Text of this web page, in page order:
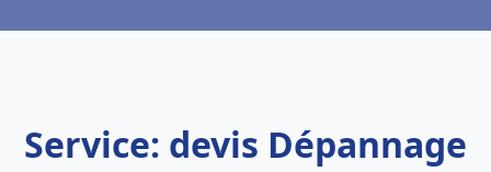
Service: devis Dépannage